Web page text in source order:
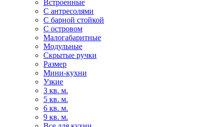
Встроенные
С антресолями
С барной стойкой
С островом
Малогабаритные
Модульные
Скрытые ручки
Размер
Мини-кухни
Узкие
3 кв. м.
5 кв. м.
6 кв. м.
9 кв. м.